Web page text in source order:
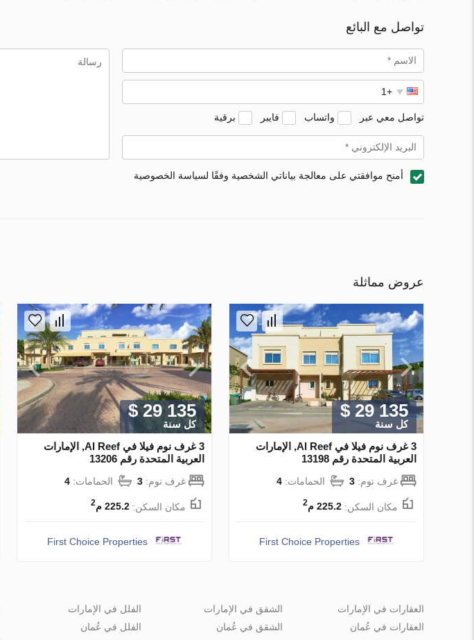
تواصل مع البائع
تواصل معي عبر واتساب فايبر برقية
أمنح موافقتي على معالجة بياناتي الشخصية وفقًا لسياسة الخصوصية
عروض مماثلة
$ 29 135
كل سنة
3 غرف نوم فيلا في Al Reef, الإمارات
العربية المتحدة رقم 13198
غرف نوم: 3 الحمامات: 4
مكان السكن: 225.2 م 2
First Choice Properties
$ 29 135
كل سنة
3 غرف نوم فيلا في Al Reef, الإمارات
العربية المتحدة رقم 13206
غرف نوم: 3 الحمامات: 4
مكان السكن: 225.2 م 2
First Choice Properties
العقارات في الإمارات
العقارات في عُمان
الشقق في الإمارات
الشقق في عُمان
الفلل في الإمارات
الفلل في عُمان